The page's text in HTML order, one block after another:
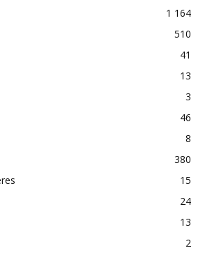
1 164
510
41
13
3
46
8
380
15
24
13
2